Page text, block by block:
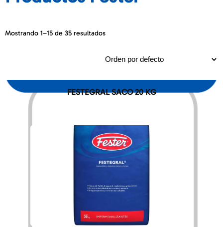
Mostrando 1–15 de 35 resultados
FESTEGRAL SACO 20 KG